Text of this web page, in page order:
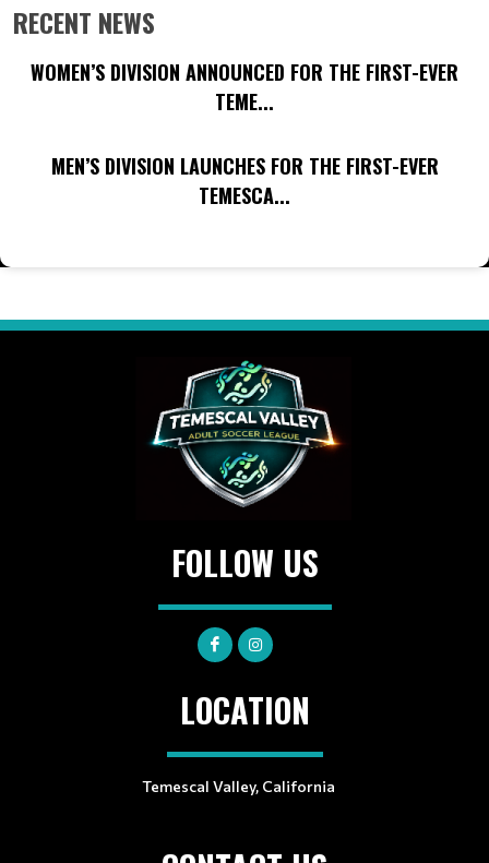
RECENT NEWS
WOMEN’S DIVISION ANNOUNCED FOR THE FIRST-EVER
TEME...
MEN’S DIVISION LAUNCHES FOR THE FIRST-EVER
TEMESCA...
FOLLOW US
LOCATION
Temescal Valley, California